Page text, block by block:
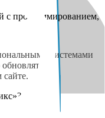
с программированием,
системами
и